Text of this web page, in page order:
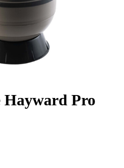
Hayward Pro